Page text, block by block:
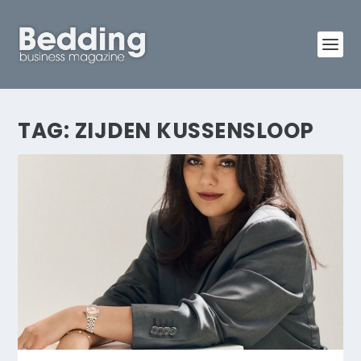
TAG: ZIJDEN KUSSENSLOOP